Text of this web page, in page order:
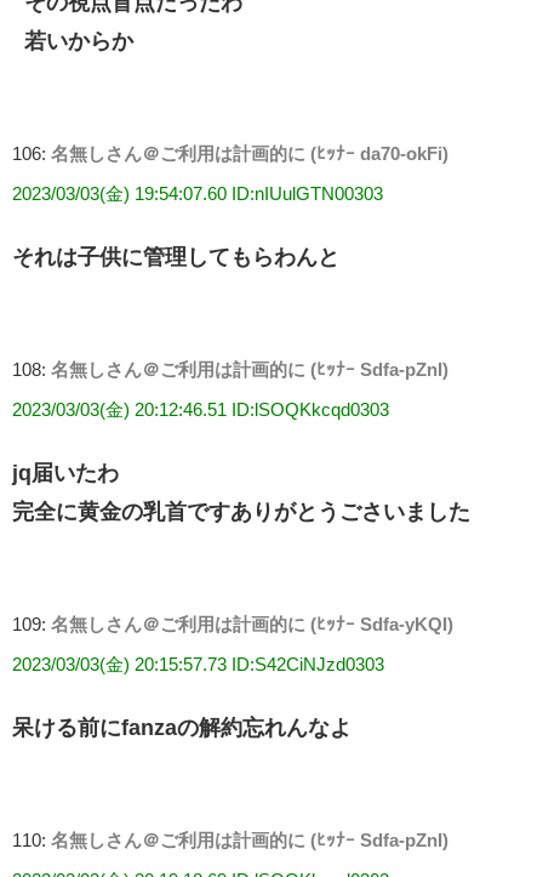
若いからか
106: 名無しさん＠ご利用は計画的に (ﾋｯﾅｰ da70-okFi)
2023/03/03(金) 19:54:07.60 ID:nIUulGTN00303
それは子供に管理してもらわんと
108: 名無しさん＠ご利用は計画的に (ﾋｯﾅｰ Sdfa-pZnI)
2023/03/03(金) 20:12:46.51 ID:lSOQKkcqd0303
jq届いたわ
完全に黄金の乳首ですありがとうごさいました
109: 名無しさん＠ご利用は計画的に (ﾋｯﾅｰ Sdfa-yKQI)
2023/03/03(金) 20:15:57.73 ID:S42CiNJzd0303
呆ける前にfanzaの解約忘れんなよ
110: 名無しさん＠ご利用は計画的に (ﾋｯﾅｰ Sdfa-pZnI)